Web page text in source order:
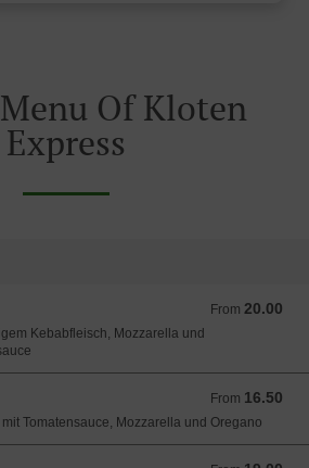
Of Kloten
Express
From 20.00
From 20.00 CHF
Kebabfleisch, Mozzarella und
From 16.50
From 16.50 CHF
Tomatensauce, Mozzarella und Oregano